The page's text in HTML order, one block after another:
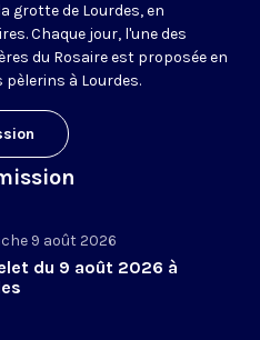
grotte de Lourdes, en
Chaque jour, l'une des
du Rosaire est proposée en
à Lourdes.
9 août 2026
du 9 août 2026 à